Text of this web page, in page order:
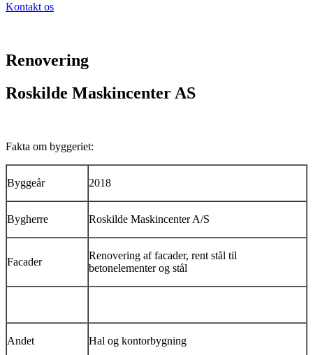
Kontakt os
Renovering
Roskilde Maskincenter AS
Fakta om byggeriet:
Byggeår 2018
Bygherre Roskilde Maskincenter A/S
Facader
Renovering af facader, rent stål til
betonelementer og stål
Andet Hal og kontorbygning